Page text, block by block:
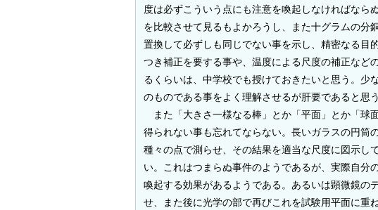
度は必ずこういう点にも注意を喚起しなければなら
を比較させて見るもよかろうし、また十グラムの分
置換して必ずしも同じでない事を示し、精密なる目
つき補正を要する事や、温度による尺度の補正など
るくらいは、中学校でも授けておきたいと思う。少
のものである事をよく理解させるが肝要であると思う
また「大きさ一様なる棒」とか「平面」とか「球
得られない事も忘れてならない。長いガラスの円筒
種々の点で測らせ、その結果を適当な尺度に図示し
い。これはつまらぬ事件のようであるが、実際自分
喚起する効果があるようである。あるいは顕微鏡の
せ、また後に光学の部で再びこれを試験用平面に重